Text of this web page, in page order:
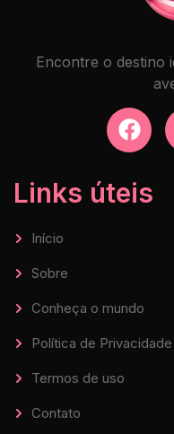
Encontre o destino
Links úteis
Início
Sobre
Conheça o mundo
Política de Privacidade
Termos de uso
Contato